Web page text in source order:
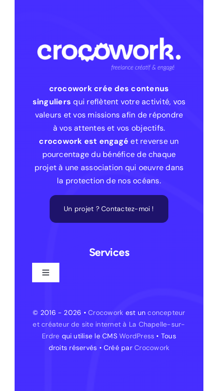
crocowork crée des contenus
singuliers qui reflètent votre activité, vos
valeurs et vos missions afin de répondre
à vos attentes et vos objectifs.
crocowork est engagé et reverse un
pourcentage du bénéfice de chaque
projet à une association qui oeuvre dans
la protection de nos océans.
Un projet ? Contactez-moi !
Services
Toggle
Création de site web – La Chapelle-sur-Erdre
© 2016 - 2026 •Crocowork est unconcepteur
et créateur de site internet à La Chapelle-sur-
Erdre qui utilise le CMSWordPress • Tous
droits réservés • Créé parCrocowork